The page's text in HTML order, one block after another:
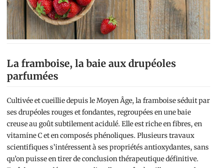
La framboise, la baie aux drupéoles
parfumées
Cultivée et cueillie depuis le Moyen Âge, la framboise séduit par
ses drupéoles rouges et fondantes, regroupées en une baie
creuse au goût subtilement acidulé. Elle est riche en fibres, en
vitamine C et en composés phénoliques. Plusieurs travaux
scientifiques s’intéressent à ses propriétés antioxydantes, sans
qu’on puisse en tirer de conclusion thérapeutique définitive.